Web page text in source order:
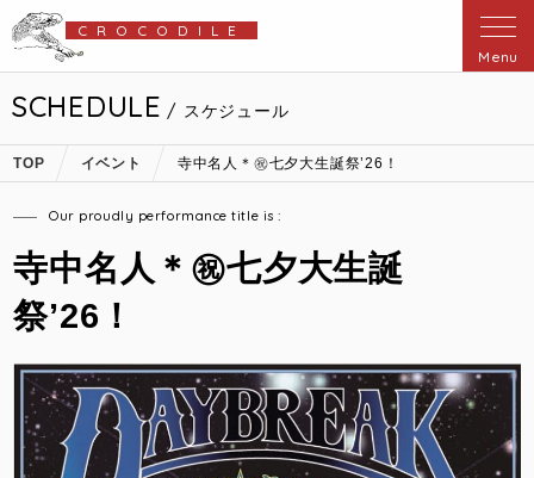
CROCODILE
Menu
SCHEDULE / スケジュール
TOP イベント 寺中名人＊㊗️七夕大生誕祭’26！
Our proudly performance title is :
寺中名人＊㊗️七夕大生誕
祭’26！